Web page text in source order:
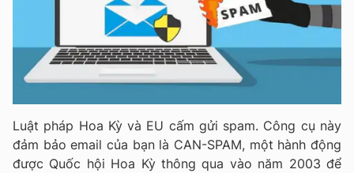
Luật pháp Hoa Kỳ và EU cấm gửi spam. Công cụ này
đảm bảo email của bạn là CAN-SPAM, một hành động
được Quốc hội Hoa Kỳ thông qua vào năm 2003 để